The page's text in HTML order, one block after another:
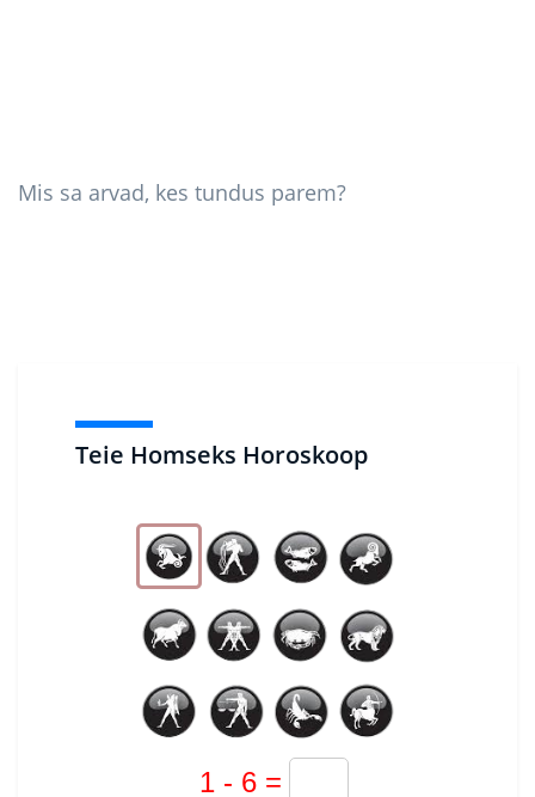
Teie Homseks Horoskoop
Mis sa arvad, kes tundus parem?